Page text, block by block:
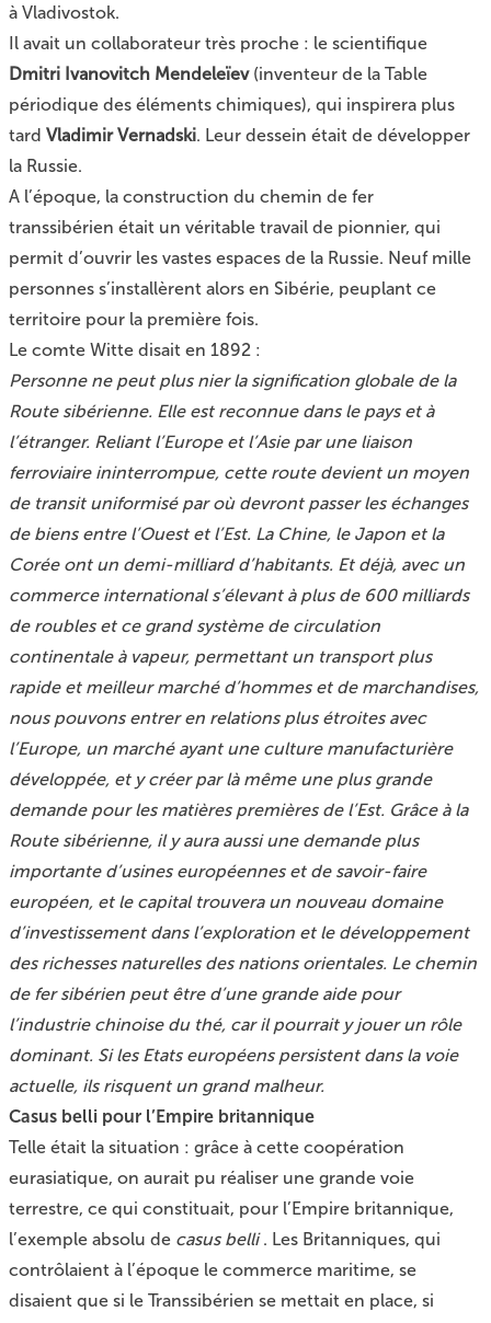
à Vladivostok.
Il avait un collaborateur très proche : le scientifique
Dmitri Ivanovitch Mendeleïev(inventeur de la Table
périodique des éléments chimiques), qui inspirera plus
tard Vladimir Vernadski. Leur dessein était de développer
la Russie.
A l’époque, la construction du chemin de fer
transsibérien était un véritable travail de pionnier, qui
permit d’ouvrir les vastes espaces de la Russie. Neuf mille
personnes s’installèrent alors en Sibérie, peuplant ce
territoire pour la première fois.
Le comte Witte disait en 1892 :
Personne ne peut plus nier la signification globale de la
Route sibérienne. Elle est reconnue dans le pays et à
l’étranger. Reliant l’Europe et l’Asie par une liaison
ferroviaire ininterrompue, cette route devient un moyen
de transit uniformisé par où devront passer les échanges
de biens entre l’Ouest et l’Est. La Chine, le Japon et la
Corée ont un demi-milliard d’habitants. Et déjà, avec un
commerce international s’élevant à plus de 600 milliards
de roubles et ce grand système de circulation
continentale à vapeur, permettant un transport plus
rapide et meilleur marché d’hommes et de marchandises,
nous pouvons entrer en relations plus étroites avec
l’Europe, un marché ayant une culture manufacturière
développée, et y créer par là même une plus grande
demande pour les matières premières de l’Est. Grâce à la
Route sibérienne, il y aura aussi une demande plus
importante d’usines européennes et de savoir-faire
européen, et le capital trouvera un nouveau domaine
d’investissement dans l’exploration et le développement
des richesses naturelles des nations orientales. Le chemin
de fer sibérien peut être d’une grande aide pour
l’industrie chinoise du thé, car il pourrait y jouer un rôle
dominant. Si les Etats européens persistent dans la voie
actuelle, ils risquent un grand malheur.
Casus belli pour l’Empire britannique
Telle était la situation : grâce à cette coopération
eurasiatique, on aurait pu réaliser une grande voie
terrestre, ce qui constituait, pour l’Empire britannique,
l’exemple absolu de casus belli. Les Britanniques, qui
contrôlaient à l’époque le commerce maritime, se
disaient que si le Transsibérien se mettait en place, si